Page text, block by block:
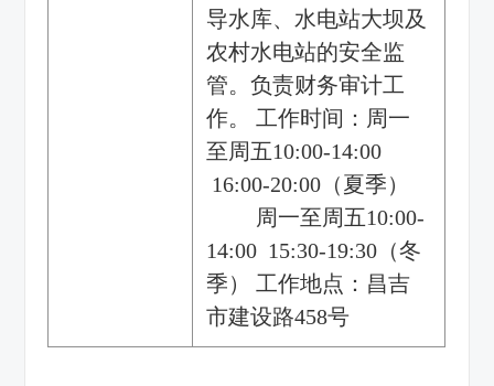
导水库、水电站大坝及
农村水电站的安全监
管。负责财务审计工
作。 工作时间：周一
至周五10:00-14:00
16:00-20:00（夏季）
周一至周五10:00-
14:00 15:30-19:30（冬
季） 工作地点：昌吉
市建设路458号